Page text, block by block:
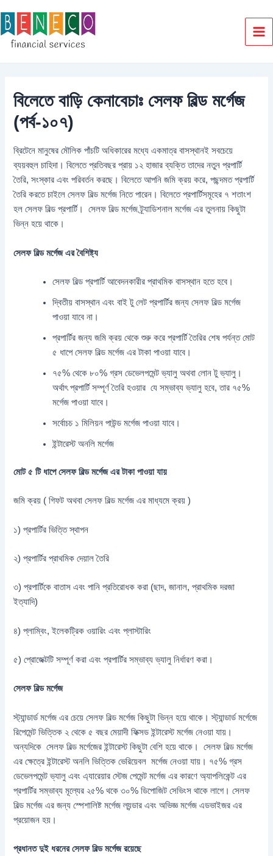
to
content
বিলেতে বাড়ি কেনাবেচাঃ সেলফ বিল্ড মর্গেজ
(পর্ব-১০৭)
ব্রিটেনে মানুষের মৌলিক পাঁচটি অধিকারের মধ্যে একমাত্র বাসস্থানই সবচেয়ে
ব্যয়বহুল চাহিদা। বিলেতে প্রতিবছর প্রায় ১২ হাজার ব্যক্তি তাদের নতুন প্রপার্টি
তৈরি, সংস্কার এবং পরিবর্তন করছে। বিলেতে আপনি জমি ক্রয় করে, পছন্দমত প্রপার্টি
তৈরি করতে চাইলে সেলফ বিল্ড মর্গেজ নিতে পারেন। বিলেতে প্রপার্টিসমূহের ৭ শতাংশ
হল সেলফ বিল্ড প্রপার্টি। সেলফ বিল্ড মর্গেজ ট্র্যাডিশনাল মর্গেজ এর তুলনায় কিছুটা
ভিন্ন হয়ে থাকে।
সেলফ বিল্ড মর্গেজ এর বৈশিষ্ট্য
সেলফ বিল্ড প্রপার্টি আবেদনকারীর প্রাথমিক বাসস্থান হতে হবে।
দ্বিতীয় বাসস্থান এবং বাই টু লেট প্রপার্টির জন্য সেলফ বিল্ড মর্গেজ
পাওয়া যাবে না।
প্রপার্টির জন্য জমি ক্রয় থেকে শুরু করে প্রপার্টি তৈরির শেষ পর্যন্ত মোট
৫ ধাপে সেলফ বিল্ড মর্গেজ এর টাকা পাওয়া যাবে।
৭৫% থেকে ৮০% গ্রস ডেভেলপমেন্ট ভ্যালু অথবা লোন টু ভ্যালু।
অর্থাৎ প্রপার্টি সম্পূর্ণ তৈরি হওয়ার যে সম্ভাব্য ভ্যালু হবে, তার ৭৫%
মর্গেজ পাওয়া যাবে।
সর্বোচচ ১ মিলিয়ন পাউন্ড মর্গেজ পাওয়া যাবে।
ইন্টারেস্ট অনলি মর্গেজ
মোট ৫ টি ধাপে সেলফ বিল্ড মর্গেজ এর টাকা পাওয়া যায়
জমি ক্রয় ( গিফট অথবা সেলফ বিল্ড মর্গেজ এর মাধ্যমে ক্রয় )
১) প্রপার্টির ভিত্তি স্থাপন
২) প্রপার্টির প্রাথমিক দেয়াল তৈরি
৩) প্রপার্টিকে বাতাস এবং পানি প্রতিরোধক করা (ছাদ, জানাল, প্রাথমিক দরজা
ইত্যাদি)
৪) প্লাম্বিং, ইলেকট্রিক ওয়ারিং এবং প্লাস্টারিং
৫) প্রোজেক্টটি সম্পূর্ণ করা এবং প্রপার্টির সম্ভাব্য ভ্যালু নির্ধারণ করা।
সেলফ বিল্ড মর্গেজ
স্ট্যান্ডার্ড মর্গেজ এর চেয়ে সেলফ বিল্ড মর্গেজ কিছুটা ভিন্ন হয়ে থাকে। স্ট্যান্ডার্ড মর্গেজে
রিপেমেন্ট ভিত্তিক ২ থেকে ৫ বছর মেয়াদী ফিক্সড ইন্টারেস্ট মর্গেজ নেওয়া যায়।
অন্যদিকে সেলফ বিল্ড মর্গেজের ইন্টারেস্ট কিছুটা বেশি হয়ে থাকে। সেলফ বিল্ড মর্গেজ
এর ক্ষেত্রে ইন্টারেস্ট অনলি ভিত্তিক ভেরিয়েবল মর্গেজ নেওয়া যায়। ৭৫% গ্রস
ডেভেলপমেন্ট ভ্যালু এবং এ্যারেয়ার স্টেজ পেমেন্ট মর্গেজ এর কারণে অ্যাপলিকেন্ট এর
প্রপার্টির সম্ভাব্য মূল্যের ২৫% থকে ৩০% ডিপোজিট সেভিংস থাকে লাগে। সেলফ
বিল্ড মর্গেজ এর জন্য স্পেশালিষ্ট মর্গেজ ল্যন্ডার এবং অভিজ্ঞ মর্গেজ এডভাইজর এর
প্রয়োজন হয়।
প্রধানত দুই ধরনের সেলফ বিল্ড মর্গেজ রয়েছে